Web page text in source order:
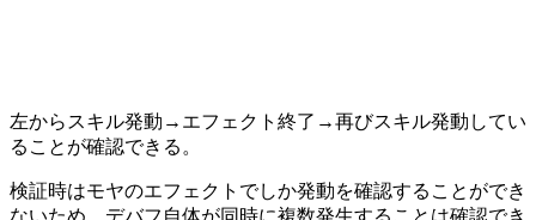
左からスキル発動→エフェクト終了→再びスキル発動してい
ることが確認できる。
検証時はモヤのエフェクトでしか発動を確認することができ
ないため、デバフ自体が同時に複数発生することは確認でき